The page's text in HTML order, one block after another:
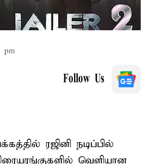
pm
Follow Us
ரஜினி நடிப்பில்
வெளியான